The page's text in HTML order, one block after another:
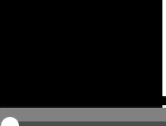
Na stronie
podobne
polityką